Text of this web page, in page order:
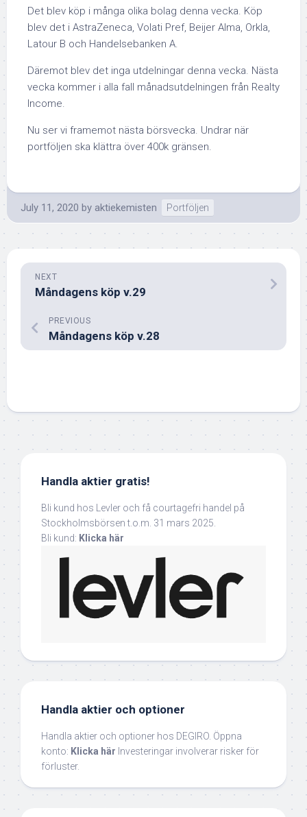
Det blev köp i många olika bolag denna vecka. Köp
blev det i AstraZeneca, Volati Pref, Beijer Alma, Orkla,
Latour B och Handelsebanken A.
Däremot blev det inga utdelningar denna vecka. Nästa
vecka kommer i alla fall månadsutdelningen från Realty
Income.
Nu ser vi framemot nästa börsvecka. Undrar när
portföljen ska klättra över 400k gränsen.
July 11, 2020 by aktiekemisten Portföljen
NEXT
Måndagens köp v.29
PREVIOUS
Måndagens köp v.28
Handla aktier gratis!
Bli kund hos Levler och få courtagefri handel på
Stockholmsbörsen t.o.m. 31 mars 2025.
Bli kund: Klicka här
Handla aktier och optioner
Handla aktier och optioner hos DEGIRO. Öppna
konto: Klicka här Investeringar involverar risker för
förluster.